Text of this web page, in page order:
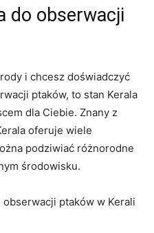
do obserwacji
i chcesz doświadczyć
ptaków, to stan Kerala
dla Ciebie. Znany z
oferuje wiele
podziwiać różnorodne
środowisku.
ptaków w Kerali